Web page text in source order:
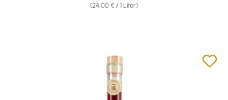
(24,00 € / 1 Liter)